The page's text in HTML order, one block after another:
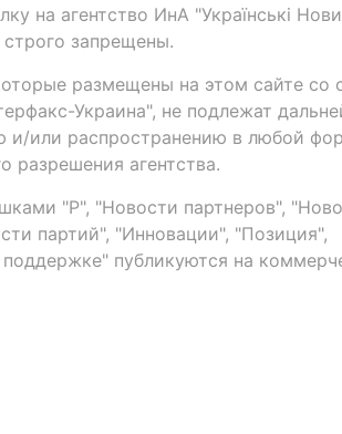
на агентство ИнА "Українські
запрещены.
размещены на этом сайте со
Украина", не подлежат
и/или распространению в любой
разрешения агентства.
"Р", "Новости партнеров",
партий", "Инновации", "Позиция",
публикуются на